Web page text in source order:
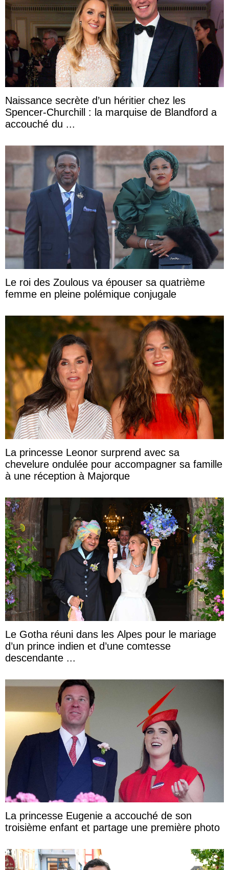
Naissance secrète d’un héritier chez les
Spencer-Churchill : la marquise de Blandford a
accouché du ...
Le roi des Zoulous va épouser sa quatrième
femme en pleine polémique conjugale
La princesse Leonor surprend avec sa
chevelure ondulée pour accompagner sa famille
à une réception à Majorque
Le Gotha réuni dans les Alpes pour le mariage
d’un prince indien et d’une comtesse
descendante ...
La princesse Eugenie a accouché de son
troisième enfant et partage une première photo